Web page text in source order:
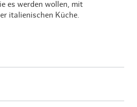
es werden wollen, mit
italienischen Küche.